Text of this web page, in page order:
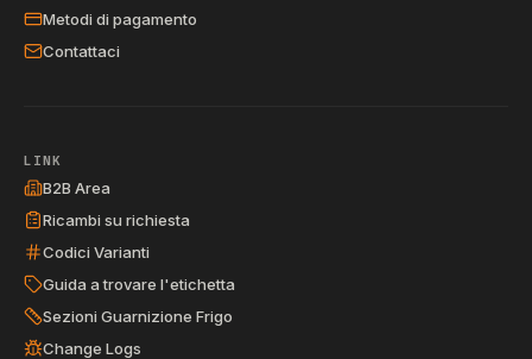
Metodi di pagamento
Contattaci
LINK
B2B Area
Ricambi su richiesta
Codici Varianti
Guida a trovare l'etichetta
Sezioni Guarnizione Frigo
Change Logs